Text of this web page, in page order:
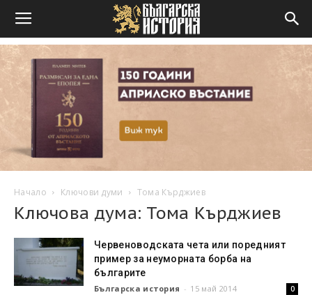
Начало Ключови думи Тома Кърджиев
Ключова дума: Тома Кърджиев
Червеноводската чета или поредният
пример за неуморната борба на
българите
Българска история - 15 май 2014 0